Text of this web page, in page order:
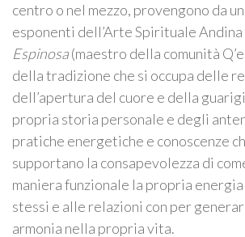
centro o nel mezzo, provengono da
esponenti dell’Arte Spirituale Andina
Espinosa(maestro della comunità
della tradizione che si occupa delle
dell’apertura del cuore e della
propria storia personale e degli
pratiche energetiche e conoscenze
supportano la consapevolezza di
maniera funzionale la propria
stessi e alle relazioni con per
armonia nella propria vita.